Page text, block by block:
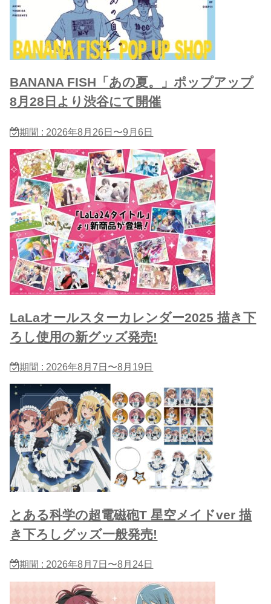
BANANA FISH「あの夏。」ポップアップ
8月28日より渋谷にて開催
期間 : 2026年8月26日〜9月6日
LaLaオールスターカレンダー2025 描き下
ろし使用の新グッズ発売!
期間 : 2026年8月7日〜8月19日
とある科学の超電磁砲T 星​空メイドver 描
き下ろしグッズ一般発売!
期間 : 2026年8月7日〜8月24日